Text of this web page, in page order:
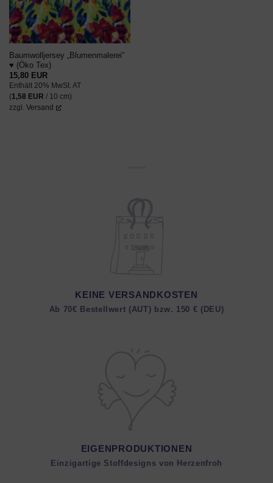
Baumwolljersey „Blumenmalerei“
♥ (Öko Tex)
15,80 EUR
Enthält 20% MwSt. AT
(1,58 EUR / 10 cm)
zzgl. Versand
KEINE VERSANDKOSTEN
Ab 70€ Bestellwert (AUT) bzw. 150 € (DEU)
EIGENPRODUKTIONEN
Einzigartige Stoffdesigns von Herzenfroh